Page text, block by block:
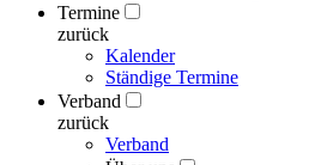
Termine
zurück
Kalender
Ständige Termine
Verband
zurück
Verband